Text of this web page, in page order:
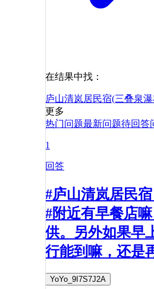
在结果中找：
庐山清岚居民宿(三叠泉
更多
热门问题最新问题待回答
1
回答
#庐山清岚居民
#附近有早餐店
供。另外如果早
行能到嘛，还是
YoYo_9I7S7J2A